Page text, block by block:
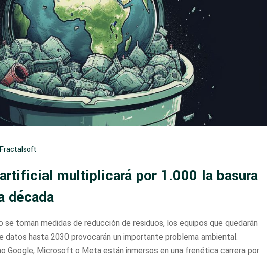
Fractalsoft
multiplicará por 1.000 la basura
década
se toman medidas de reducción de residuos, los equipos que quedarán
hasta 2030 provocarán un importante problema ambiental.
Google, Microsoft o Meta están inmersos en una frenética carrera por